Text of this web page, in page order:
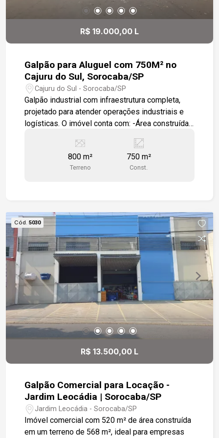
R$ 19.000,00 L
Galpão para Aluguel com 750M² no
Cajuru do Sul, Sorocaba/SP
Cajuru do Sul - Sorocaba/SP
Galpão industrial com infraestrutura completa,
projetado para atender operações industriais e
logísticas. O imóvel conta com: -Área construída
com 800 m² -Área de apoio e escritórios com 75
m² -Pé-direito de 7 metros -Piso industrial com
capacidade para até 4 ton/m² -Sistema
800 m²
Terreno
750 m²
Const.
Cód. 5030
R$ 13.500,00 L
Galpão Comercial para Locação -
Jardim Leocádia | Sorocaba/SP
Jardim Leocádia - Sorocaba/SP
Imóvel comercial com 520 m² de área construída
em um terreno de 568 m², ideal para empresas